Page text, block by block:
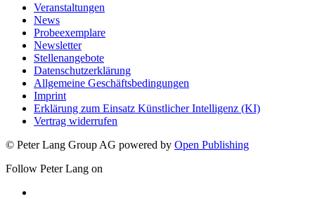
Veranstaltungen
News
Probeexemplare
Newsletter
Stellenangebote
Datenschutzerklärung
Allgemeine Geschäftsbedingungen
Imprint
Erklärung zum Einsatz Künstlicher Intelligenz (KI)
Vertrag widerrufen
© Peter Lang Group AG powered by Open Publishing
Follow Peter Lang on